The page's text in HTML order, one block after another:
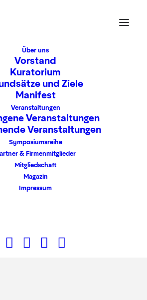
Über uns
Vorstand
Kuratorium
und Ziele
Manifest
Veranstaltungen
Veranstaltungen
Veranstaltungen
Symposiumsreihe
& Firmenmitglieder
Mitgliedschaft
Magazin
Impressum
auf dem
mit Herrn
Prof. Dr.